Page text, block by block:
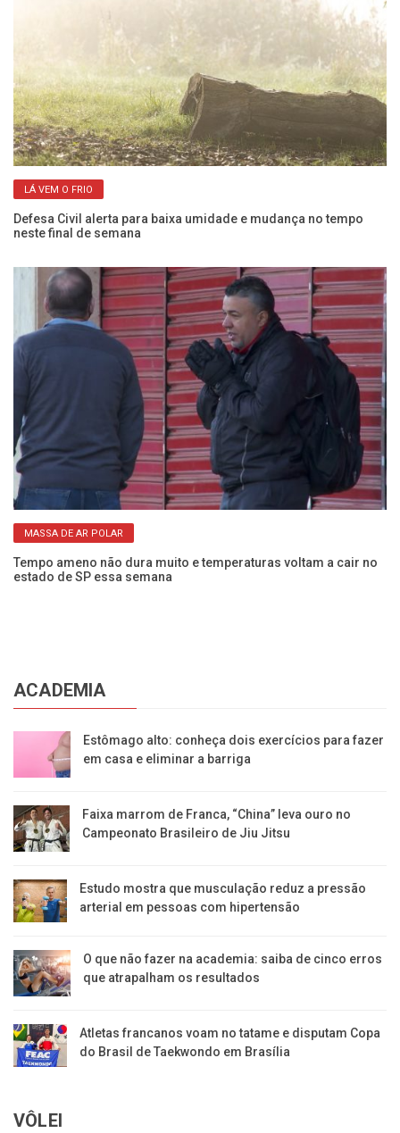
LÁ VEM O FRIO
Defesa Civil alerta para baixa umidade e mudança no tempo
neste final de semana
MASSA DE AR POLAR
Tempo ameno não dura muito e temperaturas voltam a cair no
estado de SP essa semana
ACADEMIA
Estômago alto: conheça dois exercícios para fazer
em casa e eliminar a barriga
Faixa marrom de Franca, “China” leva ouro no
Campeonato Brasileiro de Jiu Jitsu
Estudo mostra que musculação reduz a pressão
arterial em pessoas com hipertensão
O que não fazer na academia: saiba de cinco erros
que atrapalham os resultados
Atletas francanos voam no tatame e disputam Copa
do Brasil de Taekwondo em Brasília
VÔLEI